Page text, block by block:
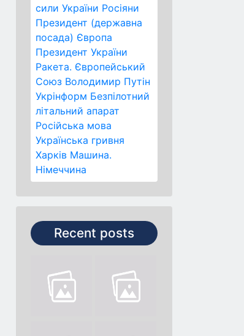
сили України Росіяни
Президент (державна
посада) Європа
Президент України
Ракета. Європейський
Союз Володимир Путін
Укрінформ Безпілотний
літальний апарат
Російська мова
Українська гривня
Харків Машина.
Німеччина
Recent posts